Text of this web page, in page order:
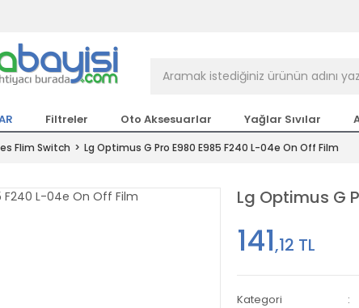
15TL Kazan!
Kal!
Filtreler Oto Aksesuarlar Yağlar Sıvılar
Flim Switch Lg Optimus G Pro E980 E985 F240 L-04e On Off Film
Lg Optimus G
141,12 TL
Kategori